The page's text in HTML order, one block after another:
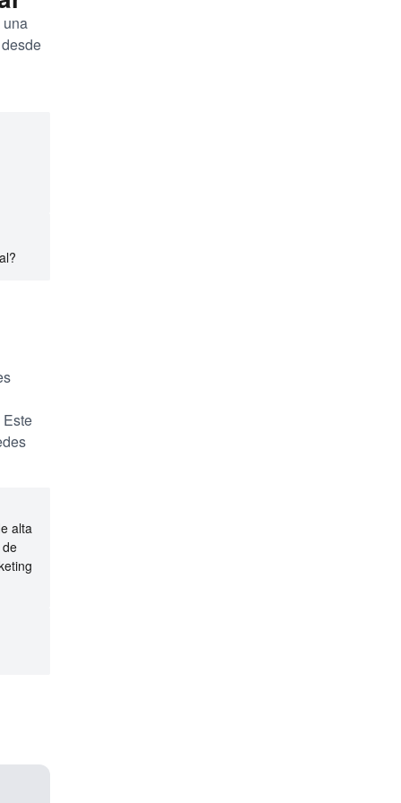
una
alta